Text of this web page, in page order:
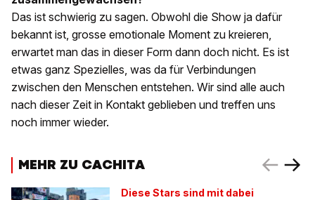
Das ist schwierig zu sagen. Obwohl die Show ja dafür
bekannt ist, grosse emotionale Moment zu kreieren,
erwartet man das in dieser Form dann doch nicht. Es ist
etwas ganz Spezielles, was da für Verbindungen
zwischen den Menschen entstehen. Wir sind alle auch
nach dieser Zeit in Kontakt geblieben und treffen uns
noch immer wieder.
MEHR ZU CACHITA
Diese Stars sind mit dabei